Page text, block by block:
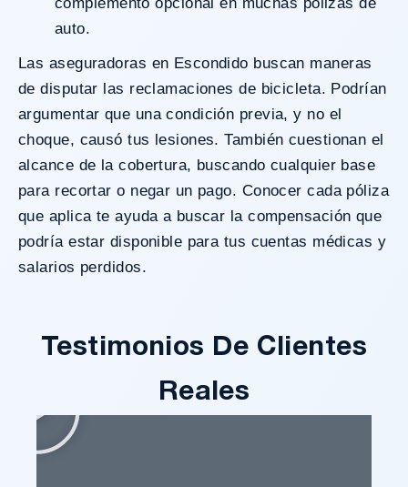
auto.
Las aseguradoras en Escondido buscan maneras
de disputar las reclamaciones de bicicleta. Podrían
argumentar que una condición previa, y no el
choque, causó tus lesiones. También cuestionan el
alcance de la cobertura, buscando cualquier base
para recortar o negar un pago. Conocer cada póliza
que aplica te ayuda a buscar la compensación que
podría estar disponible para tus cuentas médicas y
salarios perdidos.
Testimonios De Clientes
Reales